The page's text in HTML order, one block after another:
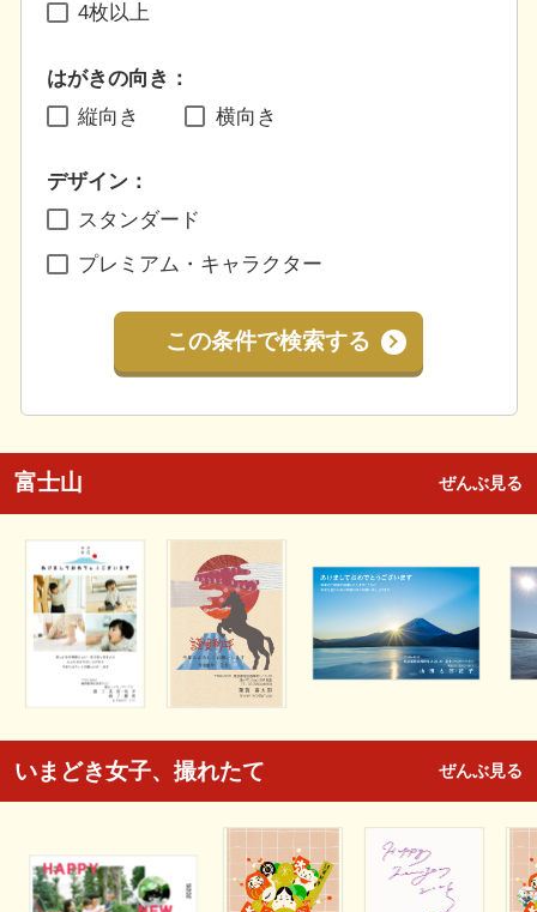
4枚以上
はがきの向き：
縦向き
横向き
デザイン：
スタンダード
プレミアム・キャラクター
この条件で検索する
富士山 ぜんぶ見る
いまどき女子、撮れたて ぜんぶ見る